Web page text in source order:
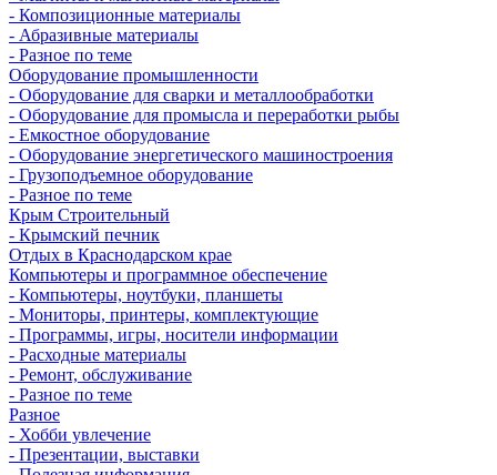
- Композиционные материалы
- Абразивные материалы
- Разное по теме
Оборудование промышленности
- Оборудование для сварки и металлообработки
- Оборудование для промысла и переработки рыбы
- Емкостное оборудование
- Оборудование энергетического машиностроения
- Грузоподъемное оборудование
- Разное по теме
Крым Строительный
- Крымский печник
Отдых в Краснодарском крае
Компьютеры и программное обеспечение
- Компьютеры, ноутбуки, планшеты
- Мониторы, принтеры, комплектующие
- Программы, игры, носители информации
- Расходные материалы
- Ремонт, обслуживание
- Разное по теме
Разное
- Хобби увлечение
- Презентации, выставки